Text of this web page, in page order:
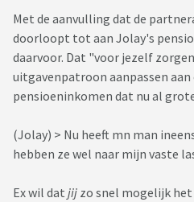
Met de aanvulling dat de
doorloopt tot aan Jolay's
daarvoor. Dat "voor jezelf
uitgavenpatroon aanpassen
pensioeninkomen dat nu al
(Jolay) > Nu heeft mn man
hebben ze wel naar mijn vaste
Ex wil dat jij zo snel mogelijk het